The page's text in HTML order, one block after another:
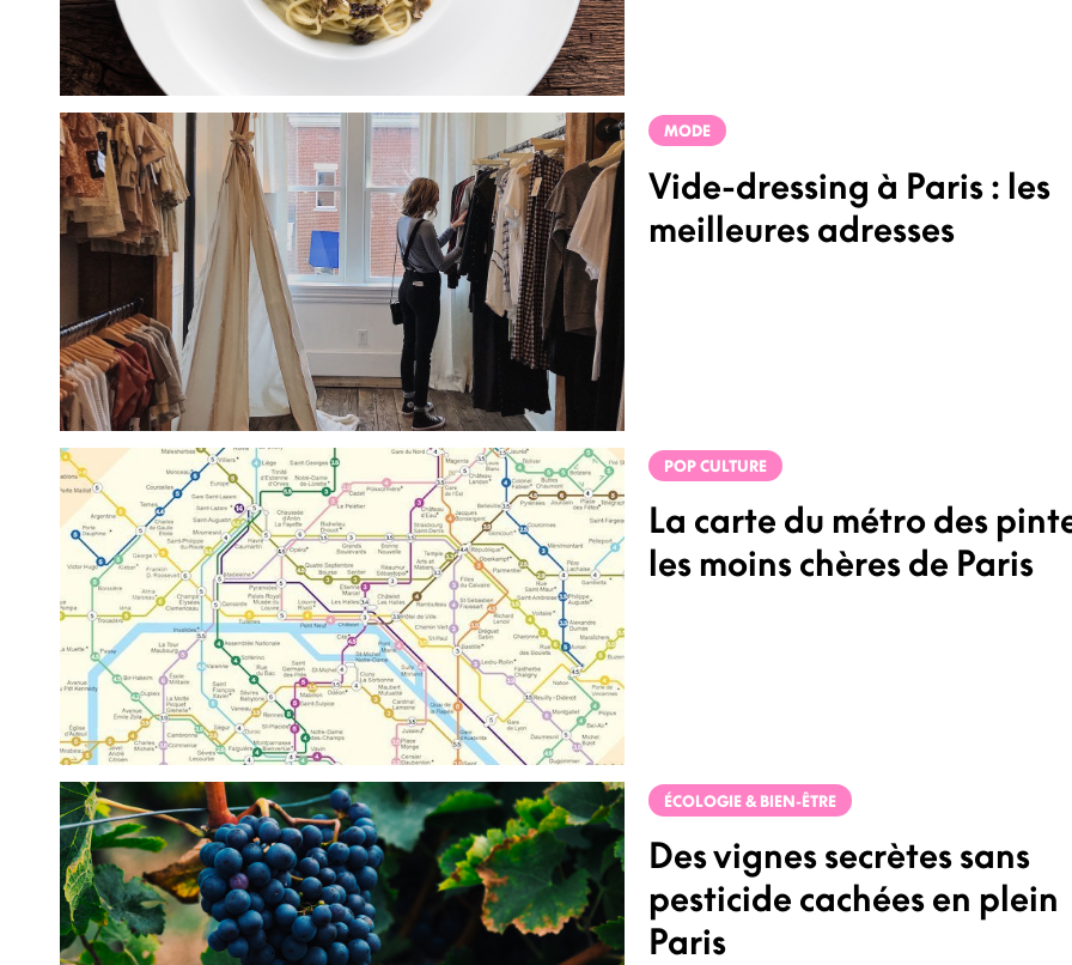
MODE
Vide-dressing à Paris : les
meilleures adresses
POP CULTURE
La carte du métro des
les moins chères de Paris
ÉCOLOGIE & BIEN-ÊTRE
Des vignes secrètes sans
pesticide cachées en plein
Paris